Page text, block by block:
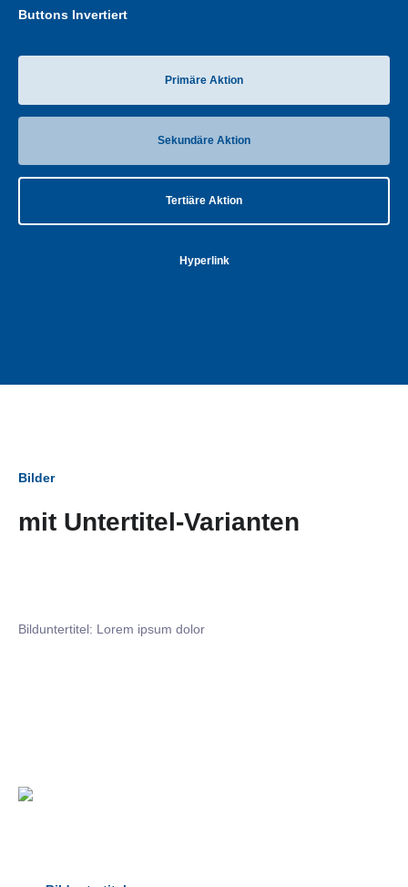
Buttons Invertiert
Primäre Aktion
Sekundäre Aktion
Tertiäre Aktion
Hyperlink
Bilder
mit Untertitel-Varianten
Bilduntertitel: Lorem ipsum dolor